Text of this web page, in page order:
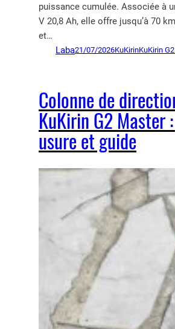
puissance cumulée. Associée à
V 20,8 Ah, elle offre jusqu’à 70
et…
Laba21/07/2026KuKirinKuKirin
Colonne de
KuKirin G2 Master
usure et guide